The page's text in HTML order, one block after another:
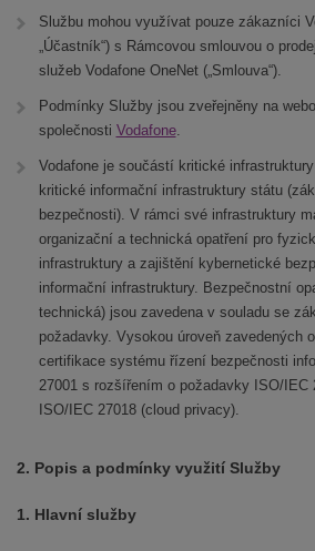
Službu mohou využívat pouze zákazníci
„Účastník“) s Rámcovou smlouvou o
služeb Vodafone OneNet („Smlouva“).
Podmínky Služby jsou zveřejněny na
společnosti Vodafone.
Vodafone je součástí kritické
kritické informační infrastruktury státu
bezpečnosti). V rámci své infrastruktury
organizační a technická opatření pro
infrastruktury a zajištění kybernetické
informační infrastruktury. Bezpečnostní
technická) jsou zavedena v souladu se
požadavky. Vysokou úroveň zavedených
certifikace systému řízení bezpečnosti
27001 s rozšířením o požadavky ISO/IEC
ISO/IEC 27018 (cloud privacy).
2. Popis a podmínky využití Služby
1. Hlavní služby